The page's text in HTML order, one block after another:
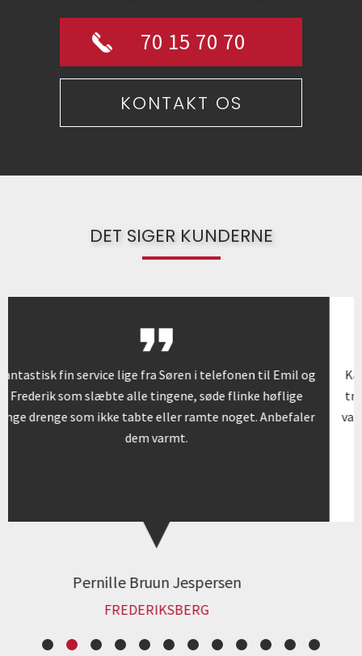
70 15 70 70
KONTAKT OS
DET SIGER KUNDERNE
og
Kære Søren. Mange tak for en perfekt flytning. Det
tre sødeste unge mennesker I havde sendt ud, et var
var super effektive, omhyggelige og enormt
men samtidig var de alle smilende og i så godt
Kristina Blach
JP/POLITIKENS HUS